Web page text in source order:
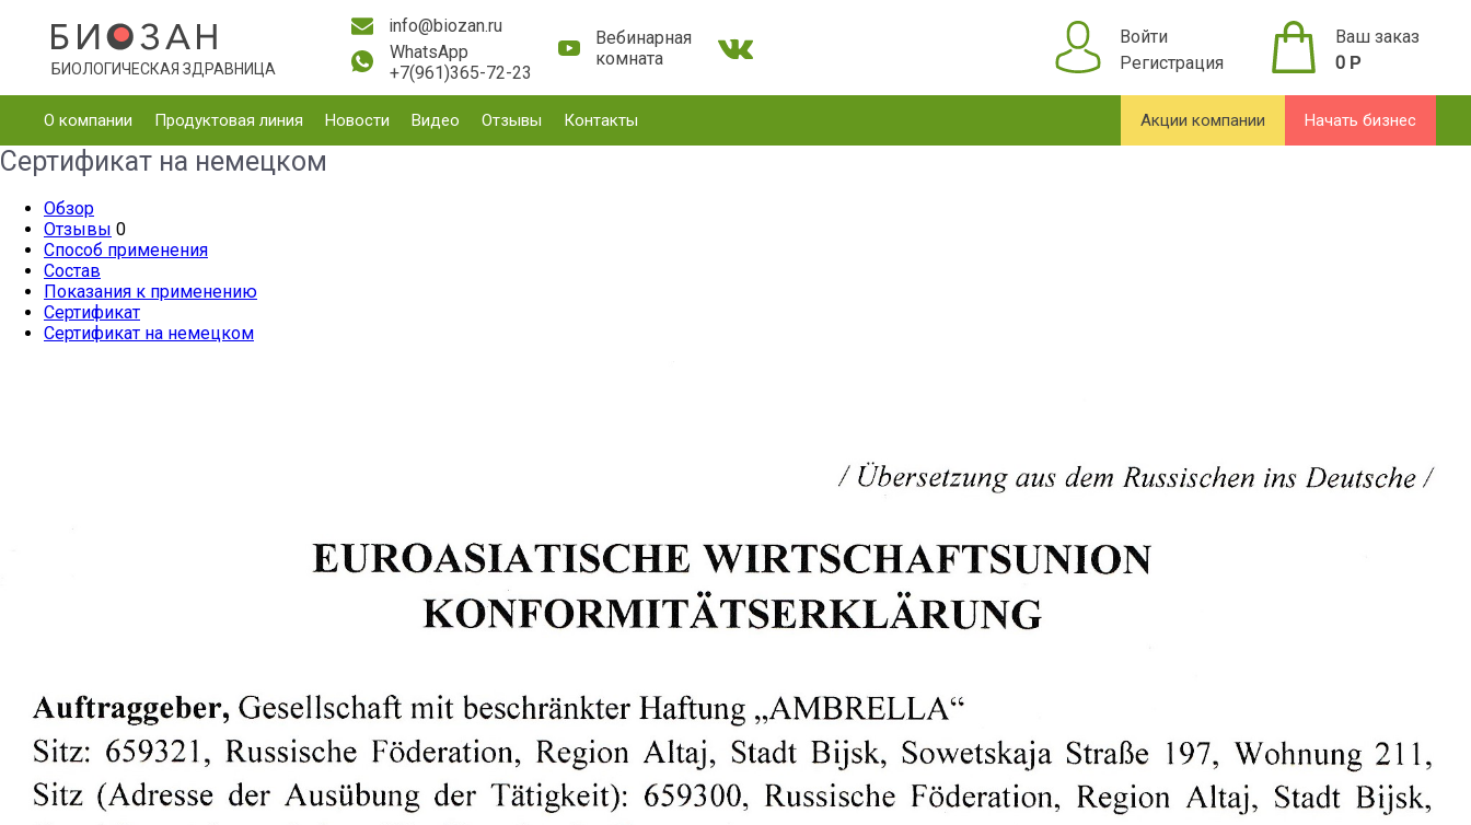
БИОЛОГИЧЕСКАЯ ЗДРАВНИЦА
info@biozan.ru
WhatsApp
+7(961)365-72-23
Вебинарная
комната
Ваш заказ
0 Р
Войти
Регистрация
О компании Продуктовая линия Новости Видео Отзывы Контакты Начать бизнес
Акции компании
Сертификат на немецком
Обзор
Отзывы 0
Способ применения
Состав
Показания к применению
Сертификат
Сертификат на немецком